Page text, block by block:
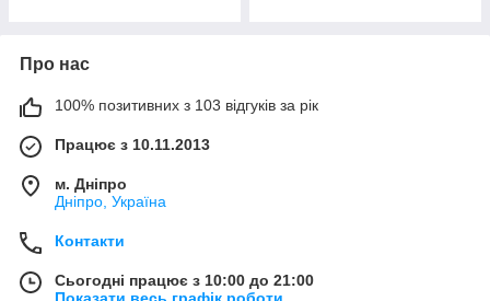
Про нас
100% позитивних з 103 відгуків за рік
Працює з 10.11.2013
м. Дніпро
Дніпро, Україна
Контакти
Сьогодні працює з 10:00 до 21:00